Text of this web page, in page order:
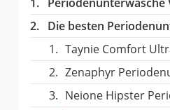
Die besten
Taynie Comfort
Zenaphyr
Neione Hipster